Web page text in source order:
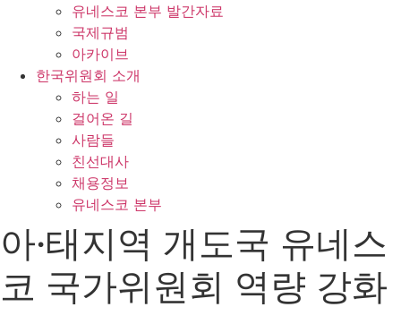
유네스코 본부 발간자료
국제규범
아카이브
한국위원회 소개
하는 일
걸어온 길
사람들
친선대사
채용정보
유네스코 본부
아·태지역 개도국 유네스
코 국가위원회 역량 강화